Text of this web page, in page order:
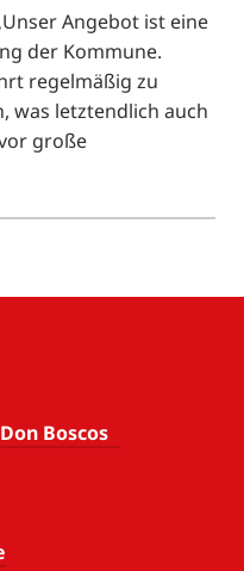
Angebot ist eine
der Kommune.
regelmäßig zu
was letztendlich auch
große
Boscos